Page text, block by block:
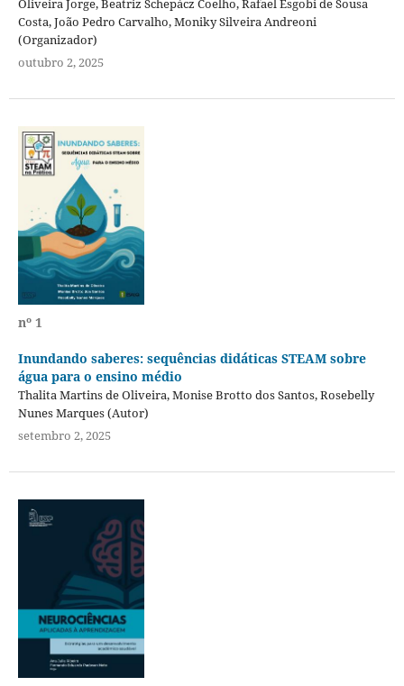
Oliveira Jorge, Beatriz Schepácz Coelho, Rafael Esgobi de Sousa
Costa, João Pedro Carvalho, Moniky Silveira Andreoni
(Organizador)
outubro 2, 2025
nº 1
Inundando saberes: sequências didáticas STEAM sobre
água para o ensino médio
Thalita Martins de Oliveira, Monise Brotto dos Santos, Rosebelly
Nunes Marques (Autor)
setembro 2, 2025